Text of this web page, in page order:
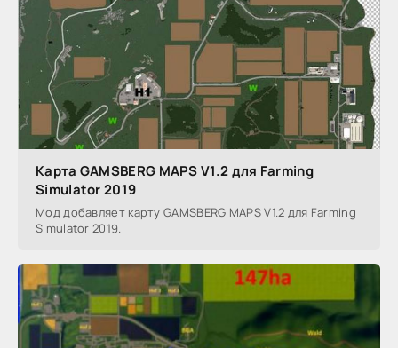
Карта GAMSBERG MAPS V1.2 для Farming
Simulator 2019
Мод добавляет карту GAMSBERG MAPS V1.2 для Farming
Simulator 2019.